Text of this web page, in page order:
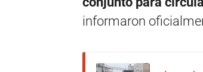
informaron